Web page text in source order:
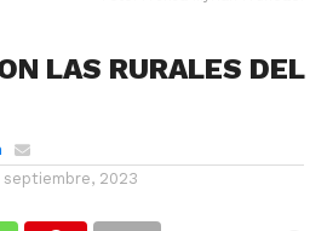
LAS RURALES DEL
septiembre, 2023